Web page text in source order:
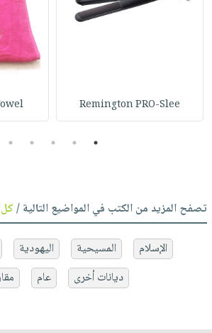
Remington PRO-Slee
1
2
3
4
5
تصفح المزيد من الكتب في المواضيع التالية /
الإسلام المسيحية اليهودية
ديانات أخرى
عام